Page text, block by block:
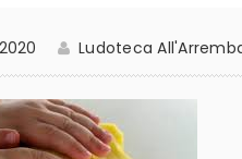
Ludoteca